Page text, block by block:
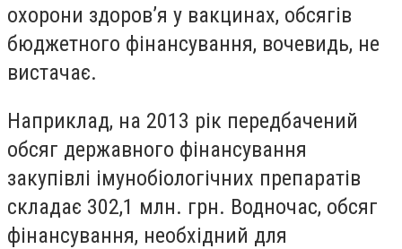
охорони здоров’я у вакцинах, обсягів
бюджетного фінансування, вочевидь, не
вистачає.
Наприклад, на 2013 рік передбачений
обсяг державного фінансування
закупівлі імунобіологічних препаратів
складає 302,1 млн. грн. Водночас, обсяг
фінансування, необхідний для